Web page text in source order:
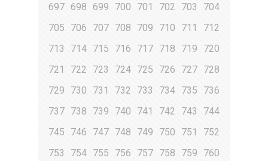
697 698 699 700 701 702 703
704
705
706 707 708 709 710 711
712
713
714 715 716 717 718 719
720
721
722 723 724 725 726 727 728
729
730 731 732 733 734 735
736
737 738 739 740 741 742 743
744
745
746 747 748 749 750 751
752
753
754 755 756 757 758 759
760